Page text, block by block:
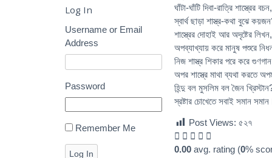
ঘাঁটা-ঘাঁটি দিবা-রাত্রি শাস্ত্রের বচন,
স্বার্থ ছাড়া শাস্ত্র-কথা বুঝে
শাস্ত্রের দোহাই আর অদৃষ্টের লিখন,
অপব্যাখ্যায় করে মানুষ পশুরে
নিজ শাস্ত্র শিকার পরে করে
অপর শাস্ত্রে মাথা ব্যথা করতে
হিন্দু বল মুসলিম বল জৈন
স্রষ্টার চোখেতে সবাই সমান
Post Views: ৫২৭
0.00 avg. rating (0%
Log In
Username or Email
Address
Password
Remember Me
Log In